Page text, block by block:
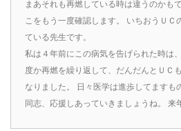
まあそれも再燃している時は違うのかも
こをもう一度確認します。 いちおうＵＣ
ている先生です。
私は４年前にこの病気を告げられた時は
度か再燃を繰り返して、だんだんとＵＣ
なりました。 日々医学は進歩してますも
同志、応援しあっていきましょうね。 来